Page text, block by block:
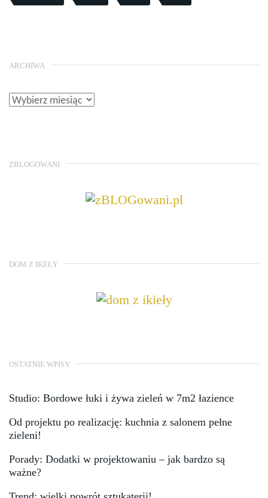
ARCHIWA
ZBLOGOWANI
DOM Z IKEŁY
OSTATNIE WPISY
Studio: Bordowe łuki i żywa zieleń w 7m2 łazience
Od projektu po realizację: kuchnia z salonem pełne
zieleni!
Porady: Dodatki w projektowaniu – jak bardzo są
ważne?